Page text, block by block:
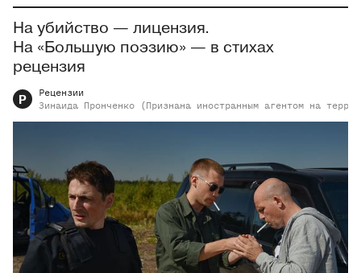
На убийство — лицензия.
На «Большую поэзию» — в стихах
рецензия
Р
Рецензии
Зинаида
Пронченко (Признана иностранным агентом на